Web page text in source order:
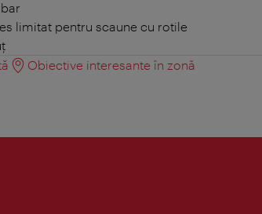
limitat pentru scaune cu rotile
Obiective interesante în zonă